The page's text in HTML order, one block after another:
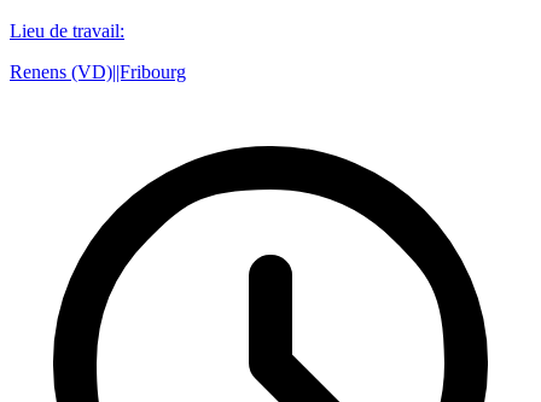
Lieu de travail:
Renens (VD)||Fribourg